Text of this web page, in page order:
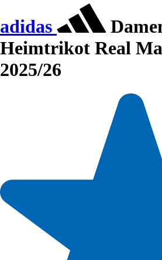
adidas
Heimtrikot Real
2025/26